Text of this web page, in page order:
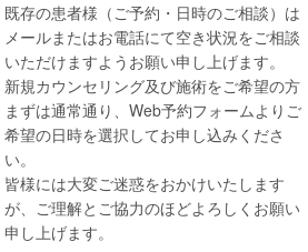
既存の患者様（ご予約・日時のご相談）は
メールまたはお電話にて空き状況をご相談
いただけますようお願い申し上げます。
新規カウンセリング及び施術をご希望の方
まずは通常通り、Web予約フォームよりご
希望の日時を選択してお申し込みくださ
い。
皆様には大変ご迷惑をおかけいたします
が、ご理解とご協力のほどよろしくお願い
申し上げます。